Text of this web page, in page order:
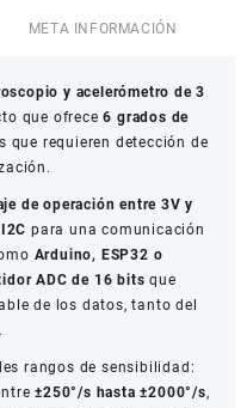
META INFORMACIÓN
y acelerómetro de 3
que ofrece6 grados de
que requieren detección de
de operación entre 3V y
I2C para una comunicación
Arduino, ESP32 o
ADC de 16 bits que
de los datos, tanto del
rangos de sensibilidad:
±250°/s hasta ±2000°/s,